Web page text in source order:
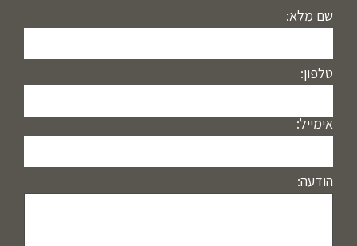
שם מלא:
טלפון:
אימייל:
הודעה: